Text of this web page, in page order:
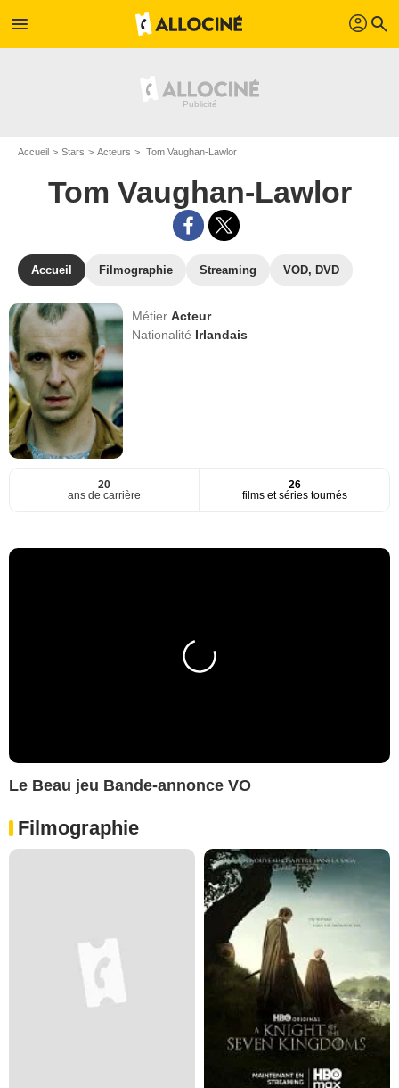
menu profil search
Accueil Stars Acteurs Tom Vaughan-Lawlor
Tom Vaughan-Lawlor
Accueil Filmographie Streaming VOD, DVD
MétierActeur
Nationalité Irlandais
20
ans de carrière
26
films et séries tournés
Le Beau jeu Bande-annonce VO
Filmographie